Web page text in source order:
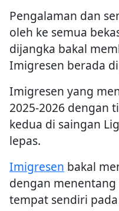
Pengalaman dan
oleh ke semua
dijangka bakal
Imigresen berada
Imigresen yang
2025-2026 dengan
kedua di saingan
lepas.
Imigresen bakal
dengan
tempat sendiri